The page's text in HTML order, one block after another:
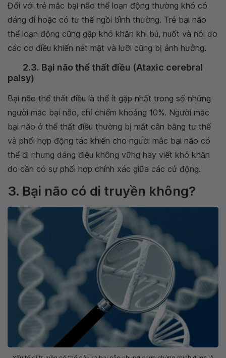
Đối với trẻ mắc bại não thể loạn động thường khó có
dáng đi hoặc có tư thế ngồi bình thường. Trẻ bại não
thể loạn động cũng gặp khó khăn khi bú, nuốt và nói do
các cơ điều khiển nét mặt và lưỡi cũng bị ảnh hưởng.
2.3. Bại não thể thất điều (Ataxic cerebral
palsy)
Bại não thể thất điều là thể ít gặp nhất trong số những
người mắc bại não, chỉ chiếm khoảng 10%. Người mắc
bại não ở thể thất điều thường bị mất cân bằng tư thế
và phối hợp động tác khiến cho người mắc bại não có
thể đi nhưng dáng điệu không vững hay viết khó khăn
do cần có sự phối hợp chính xác giữa các cử động.
3. Bại não có di truyền không?